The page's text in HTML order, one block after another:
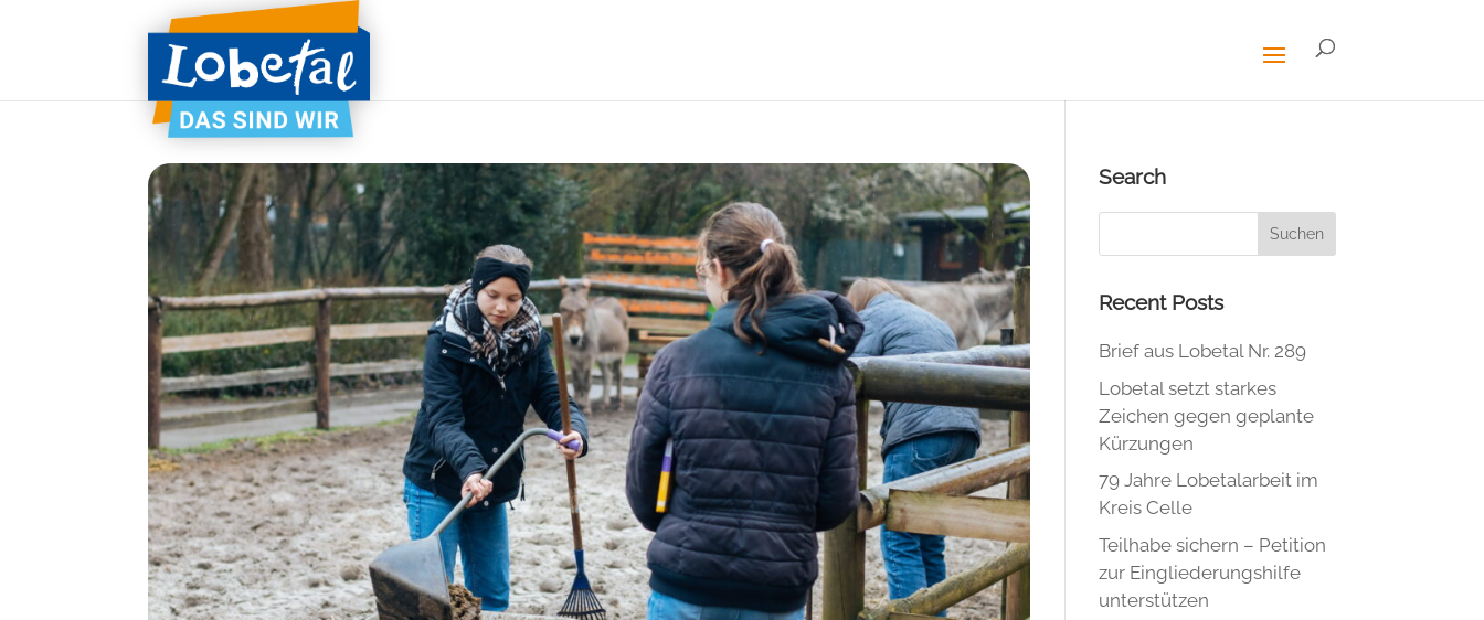
Search
Recent Posts
Brief aus Lobetal Nr. 289
Lobetal setzt starkes
Zeichen gegen geplante
Kürzungen
79 Jahre Lobetalarbeit im
Kreis Celle
Teilhabe sichern – Petition
zur Eingliederungshilfe
unterstützen